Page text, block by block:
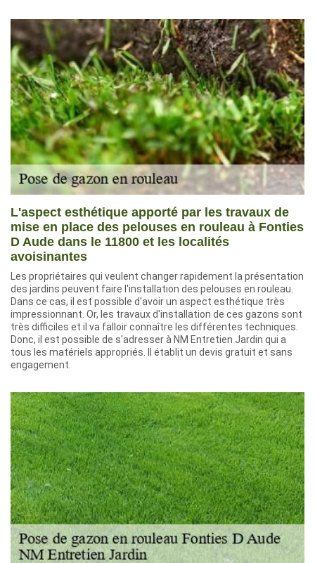
L'aspect esthétique apporté par les travaux de
mise en place des pelouses en rouleau à Fonties
D Aude dans le 11800 et les localités
avoisinantes
Les propriétaires qui veulent changer rapidement la présentation
des jardins peuvent faire l'installation des pelouses en rouleau.
Dans ce cas, il est possible d'avoir un aspect esthétique très
impressionnant. Or, les travaux d'installation de ces gazons sont
très difficiles et il va falloir connaître les différentes techniques.
Donc, il est possible de s'adresser à NM Entretien Jardin qui a
tous les matériels appropriés. Il établit un devis gratuit et sans
engagement.